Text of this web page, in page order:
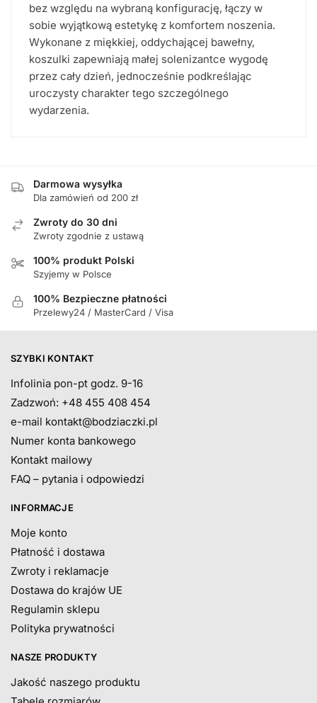
bez względu na wybraną konfigurację, łączy w
sobie wyjątkową estetykę z komfortem noszenia.
Wykonane z miękkiej, oddychającej bawełny,
koszulki zapewniają małej solenizantce wygodę
przez cały dzień, jednocześnie podkreślając
uroczysty charakter tego szczególnego
wydarzenia.
Darmowa wysyłka
Dla zamówień od 200 zł
Zwroty do 30 dni
Zwroty zgodnie z ustawą
100% produkt Polski
Szyjemy w Polsce
100% Bezpieczne płatności
Przelewy24 / MasterCard / Visa
SZYBKI KONTAKT
Infolinia pon-pt godz. 9-16
Zadzwoń: +48 455 408 454
e-mail kontakt@bodziaczki.pl
Numer konta bankowego
Kontakt mailowy
FAQ – pytania i odpowiedzi
INFORMACJE
Moje konto
Płatność i dostawa
Zwroty i reklamacje
Dostawa do krajów UE
Regulamin sklepu
Polityka prywatności
NASZE PRODUKTY
Jakość naszego produktu